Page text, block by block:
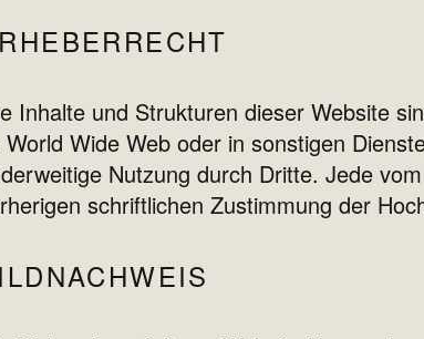
Inhalte und Strukturen dieser Website
World Wide Web oder in sonstigen
Nutzung durch Dritte. Jede
schriftlichen Zustimmung der